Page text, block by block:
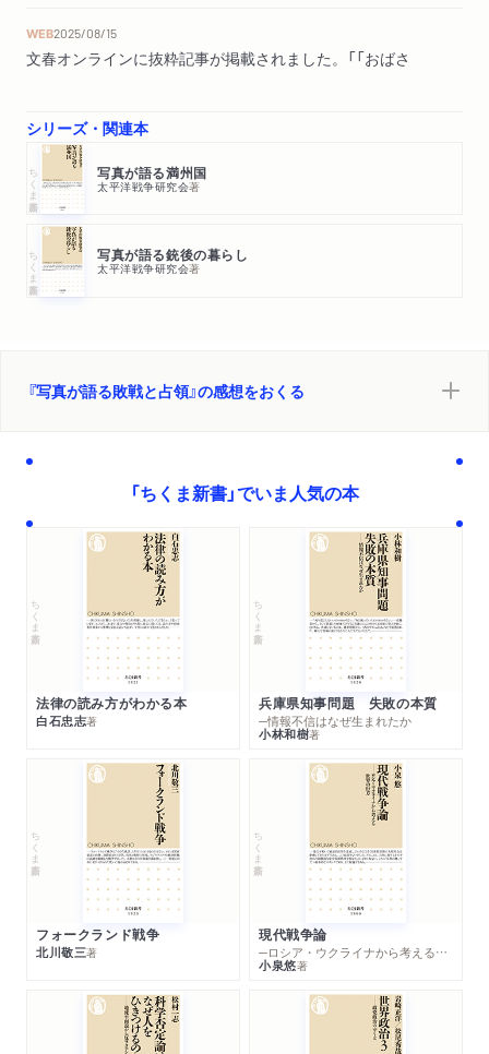
WEB2025/08/15
文春オンラインに抜粋記事が掲載されました。「「おばさ
の声”【終戦の日】」
新聞2025/08/02
毎日新聞で紹介されました。
シリーズ・関連本
ちくま新書 写真が語る満州国
太平洋戦争研究会著
ちくま新書 写真が語る銃後の暮らし
太平洋戦争研究会著
『写真が語る敗戦と占領』の感想をおくる
「ちくま新書」でいま人気の本
ちくま新書
法律の読み方がわかる本
白石忠志著
ちくま新書
兵庫県知事問題 失敗の本質
─情報不信はなぜ生まれたか
小林和樹著
ちくま新書
フォークランド戦争
北川敬三著
ちくま新書
現代戦争論
─ロシア・ウクライナから考える世界の行方
小泉悠著